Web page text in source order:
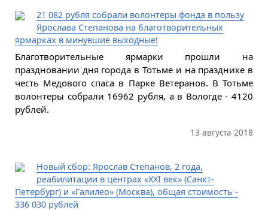
21 082 рубля собрали волонтеры фонда в пользу
Ярослава Степанова на благотворительных
ярмарках в минувшие выходные!
Благотворительные ярмарки прошли на
праздновании дня города в Тотьме и на празднике в
честь Медового спаса в Парке Ветеранов. В Тотьме
волонтеры собрали 16962 рубля, а в Вологде - 4120
рублей.
13 августа 2018
Новый сбор: Ярослав Степанов, 2 года,
реабилитации в центрах «XXI век» (Санкт-
Петербург) и «Галилео» (Москва), общая стоимость -
336 030 рублей